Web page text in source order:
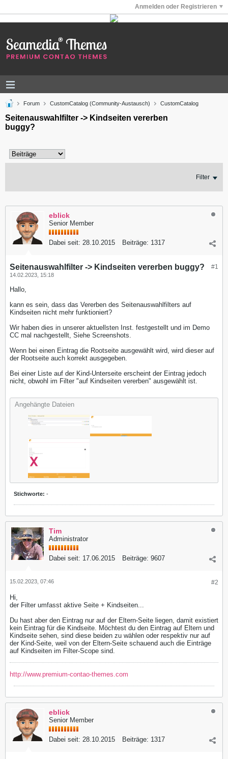
Anmelden oder Registrieren
Forum CustomCatalog (Community-Austausch) CustomCatalog
Seitenauswahlfilter -> Kindseiten vererben
buggy?
Filter
eblick
Senior Member
Dabei seit: 28.10.2015 Beiträge: 1317
#1
Seitenauswahlfilter -> Kindseiten vererben buggy?
14.02.2023, 15:18
Hallo,
kann es sein, dass das Vererben des Seitenauswahlfilters auf
Kindseiten nicht mehr funktioniert?
Wir haben dies in unserer aktuellsten Inst. festgestellt und im Demo
CC mal nachgestellt, Siehe Screenshots.
Wenn bei einen Eintrag die Rootseite ausgewählt wird, wird dieser auf
der Rootseite auch korrekt ausgegeben.
Bei einer Liste auf der Kind-Unterseite erscheint der Eintrag jedoch
nicht, obwohl im Filter "auf Kindseiten vererben" ausgewählt ist.
Angehängte Dateien
Stichworte: -
Tim
Administrator
Dabei seit: 17.06.2015 Beiträge: 9607
#2
15.02.2023, 07:46
Hi,
der Filter umfasst aktive Seite + Kindseiten...
Du hast aber den Eintrag nur auf der Eltern-Seite liegen, damit existiert
kein Eintrag für die Kindseite. Möchtest du den Eintrag auf Eltern und
Kindseite sehen, sind diese beiden zu wählen oder respektiv nur auf
der Kind-Seite, weil von der Eltern-Seite schauend auch die Einträge
auf Kindseiten im Filter-Scope sind.
http://www.premium-contao-themes.com
eblick
Senior Member
Dabei seit: 28.10.2015 Beiträge: 1317